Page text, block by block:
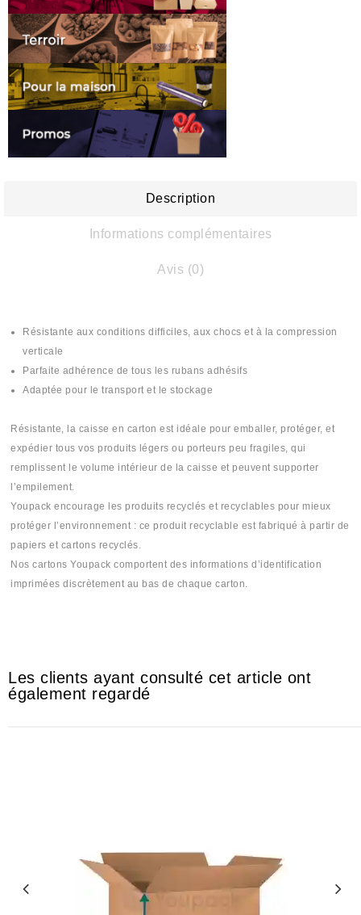
Description
Informations complémentaires
Avis (0)
Résistante aux conditions difficiles, aux chocs et à la compression
verticale
Parfaite adhérence de tous les rubans adhésifs
Adaptée pour le transport et le stockage
Résistante, la caisse en carton est idéale pour emballer, protéger, et
expédier tous vos produits légers ou porteurs peu fragiles, qui
remplissent le volume intérieur de la caisse et peuvent supporter
l’empilement.
Youpack encourage les produits recyclés et recyclables pour mieux
protéger l’environnement : ce produit recyclable est fabriqué à partir de
papiers et cartons recyclés.
Nos cartons Youpack comportent des informations d’identification
imprimées discrètement au bas de chaque carton.
Les clients ayant consulté cet article ont
également regardé